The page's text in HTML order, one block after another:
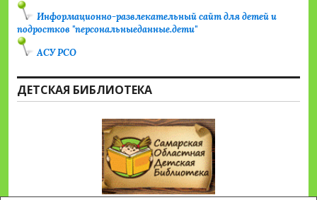
Информационно-развлекательный сайт для детей и
подростков "персональныеданные.дети"
АСУ РСО
ДЕТСКАЯ БИБЛИОТЕКА